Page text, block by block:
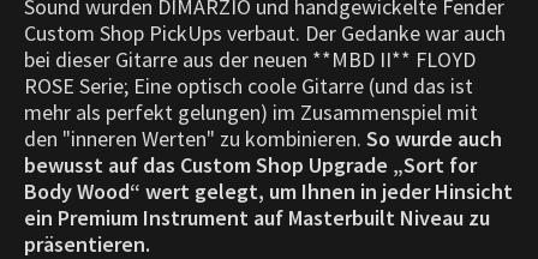
Sound wurden DIMARZIO und handgewickelte Fender
Custom Shop PickUps verbaut. Der Gedanke war auch
bei dieser Gitarre aus der neuen **MBD II** FLOYD
ROSE Serie; Eine optisch coole Gitarre (und das ist
mehr als perfekt gelungen) im Zusammenspiel mit
den "inneren Werten" zu kombinieren. So wurde auch
bewusst auf das Custom Shop Upgrade „Sort for
Body Wood“ wert gelegt, um Ihnen in jeder Hinsicht
ein Premium Instrument auf Masterbuilt Niveau zu
präsentieren.